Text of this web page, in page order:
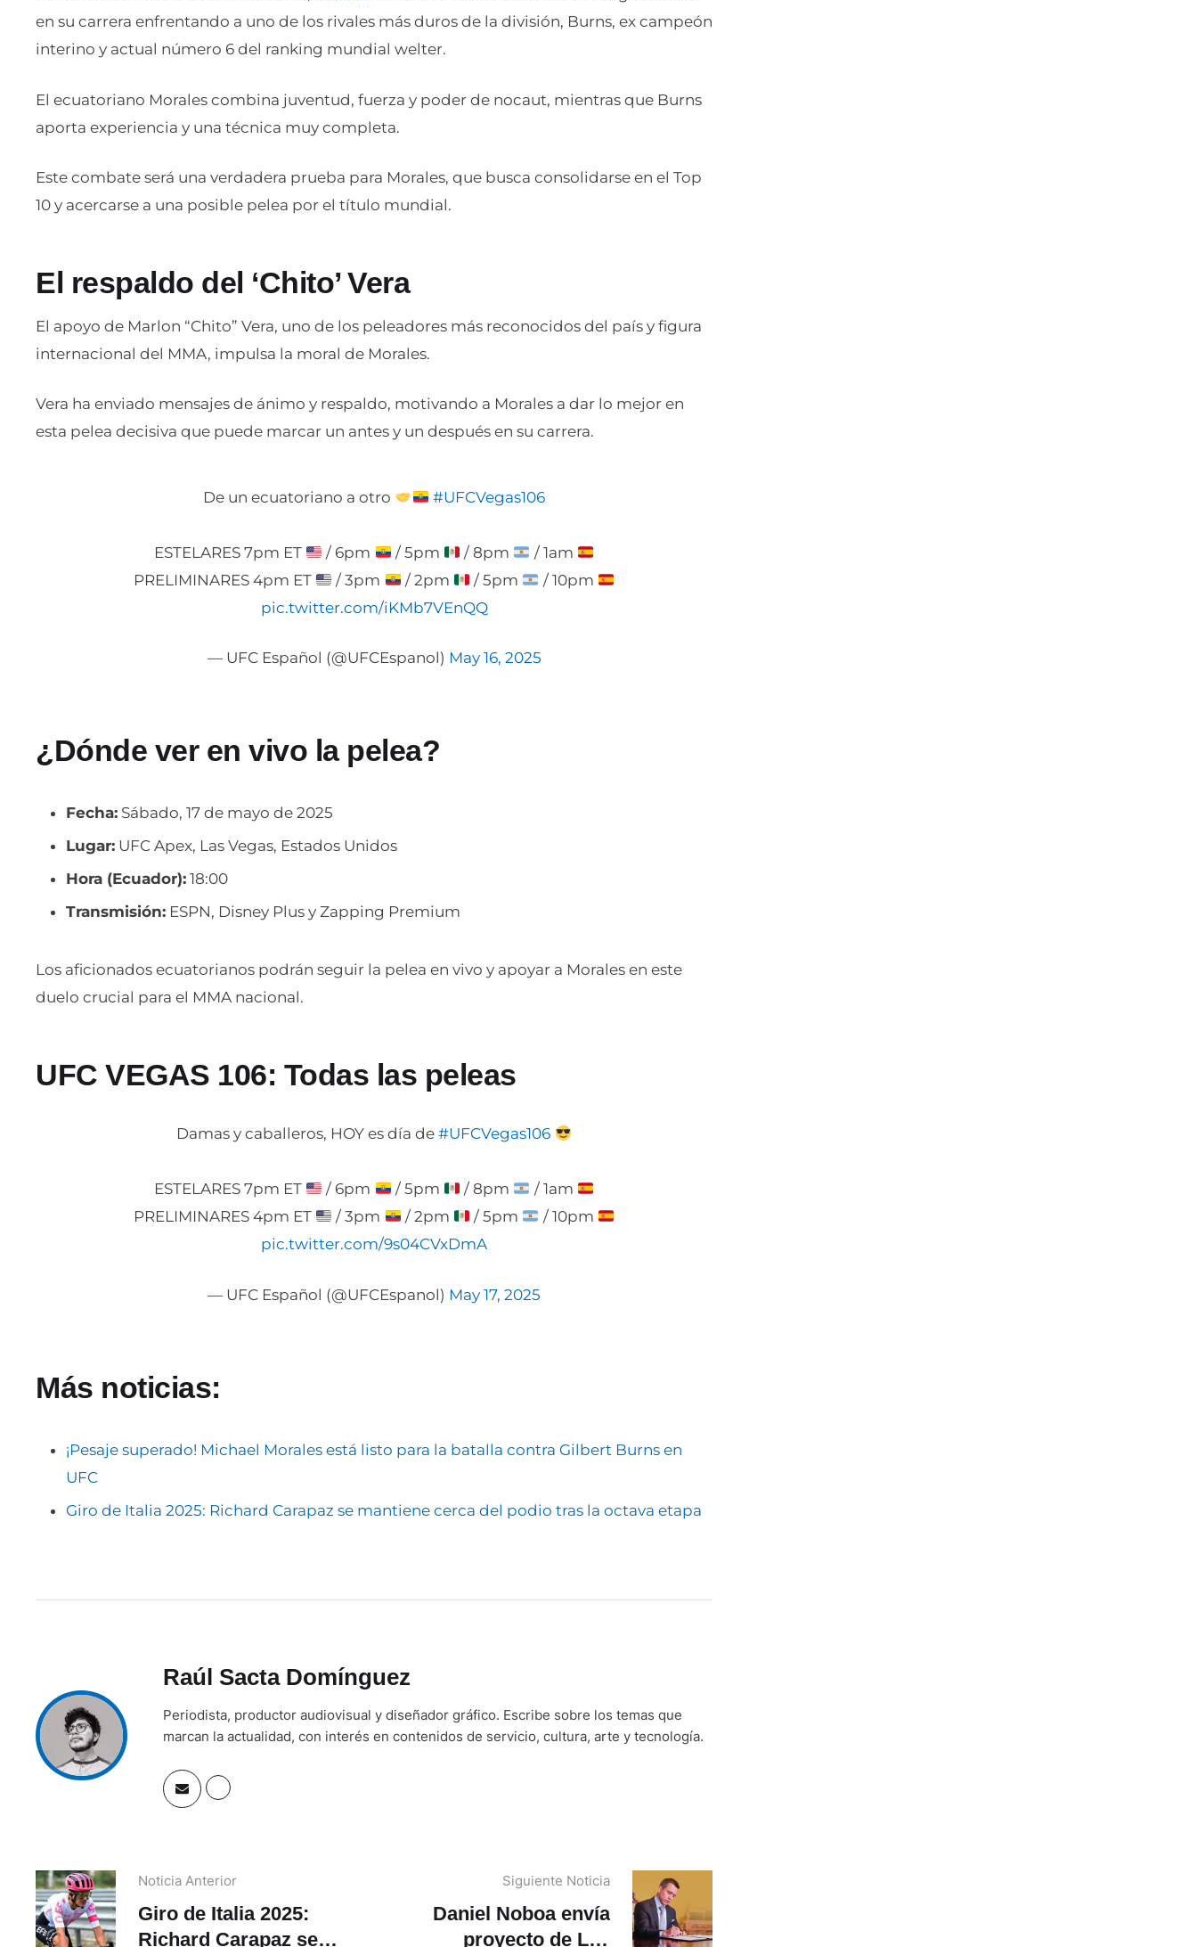
en su carrera enfrentando a uno de los rivales más duros de la división, Burns, ex campeón
interino y actual número 6 del ranking mundial welter.
El ecuatoriano Morales combina juventud, fuerza y poder de nocaut, mientras que Burns
aporta experiencia y una técnica muy completa.
Este combate será una verdadera prueba para Morales, que busca consolidarse en el Top
10 y acercarse a una posible pelea por el título mundial.
El respaldo del ‘Chito’ Vera
El apoyo de Marlon “Chito” Vera, uno de los peleadores más reconocidos del país y figura
internacional del MMA, impulsa la moral de Morales.
Vera ha enviado mensajes de ánimo y respaldo, motivando a Morales a dar lo mejor en
esta pelea decisiva que puede marcar un antes y un después en su carrera.
De un ecuatoriano a otro #UFCVegas106
ESTELARES 7pm ET / 6pm / 5pm / 8pm
/ 1am
PRELIMINARES 4pm ET
/ 3pm / 2pm / 5pm
/ 10pm
pic.twitter.com/iKMb7VEnQQ
— UFC Español (@UFCEspanol) May 16, 2025
¿Dónde ver en vivo la pelea?
Fecha: Sábado, 17 de mayo de 2025
Lugar: UFC Apex, Las Vegas, Estados Unidos
Hora (Ecuador): 18:00
Transmisión: ESPN, Disney Plus y Zapping Premium
Los aficionados ecuatorianos podrán seguir la pelea en vivo y apoyar a Morales en este
duelo crucial para el MMA nacional.
UFC VEGAS 106: Todas las peleas
Damas y caballeros, HOY es día de#UFCVegas106
ESTELARES 7pm ET / 6pm / 5pm / 8pm
/ 1am
PRELIMINARES 4pm ET
/ 3pm / 2pm / 5pm
/ 10pm
pic.twitter.com/9s04CVxDmA
— UFC Español (@UFCEspanol) May 17, 2025
Más noticias:
¡Pesaje superado! Michael Morales está listo para la batalla contra Gilbert Burns en
UFC
Giro de Italia 2025: Richard Carapaz se mantiene cerca del podio tras la octava etapa
Raúl Sacta Domínguez
Periodista, productor audiovisual y diseñador gráfico. Escribe sobre los temas que
marcan la actualidad, con interés en contenidos de servicio, cultura, arte y tecnología.
Noticia Anterior
Giro de Italia 2025:
Richard Carapaz se
Siguiente Noticia
Daniel Noboa envía
proyecto de Ley